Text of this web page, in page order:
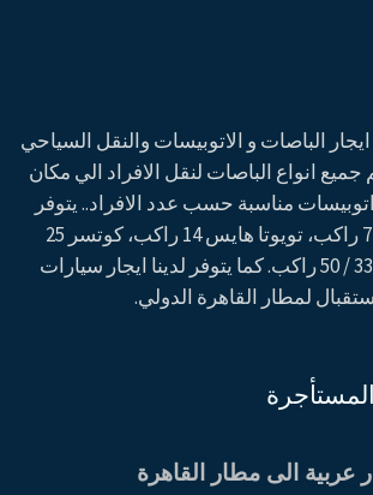
الباصات و الاتوبيسات والنقل السياحي
انواع الباصات لنقل الافراد الي مكان
مناسبة حسب عدد الافراد.. يتوفر
لدينا فان اتش وان 7 راكب، تويوتا هايس 14 راكب، كوتسر 25
راكب، باصات 28 / 33 / 50 راكب. كما يتوفر لدينا ايجار سيارات
لمطار القاهرة الدولي.
عربية الى مطار القاهرة